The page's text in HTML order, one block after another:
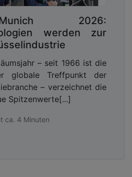
2026:
werden zur
– seit 1966 ist die
globale Treffpunkt der
– verzeichnet die
Spitzenwerte[...]
ca. 4 Minuten